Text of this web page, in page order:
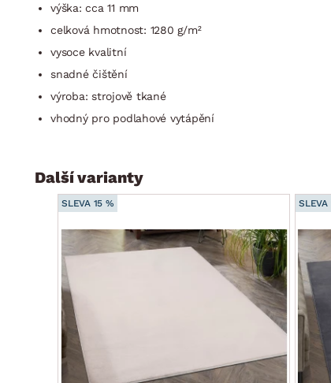
výška: cca 11 mm
celková hmotnost: 1280 g/m²
vysoce kvalitní
snadné čištění
výroba: strojově tkané
vhodný pro podlahové vytápění
Další varianty
SLEVA 15 % SLEVA